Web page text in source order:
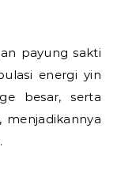
payung sakti
energi yin
besar, serta